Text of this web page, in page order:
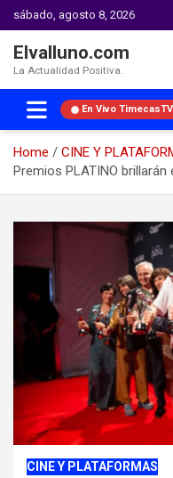
sábado, agosto 8, 2026
Elvalluno.com
La Actualidad Positiva.
En Vivo TimecasTV
Home
CINE Y
Premios PLATINO brillarán
CINE Y PLATAFORMAS